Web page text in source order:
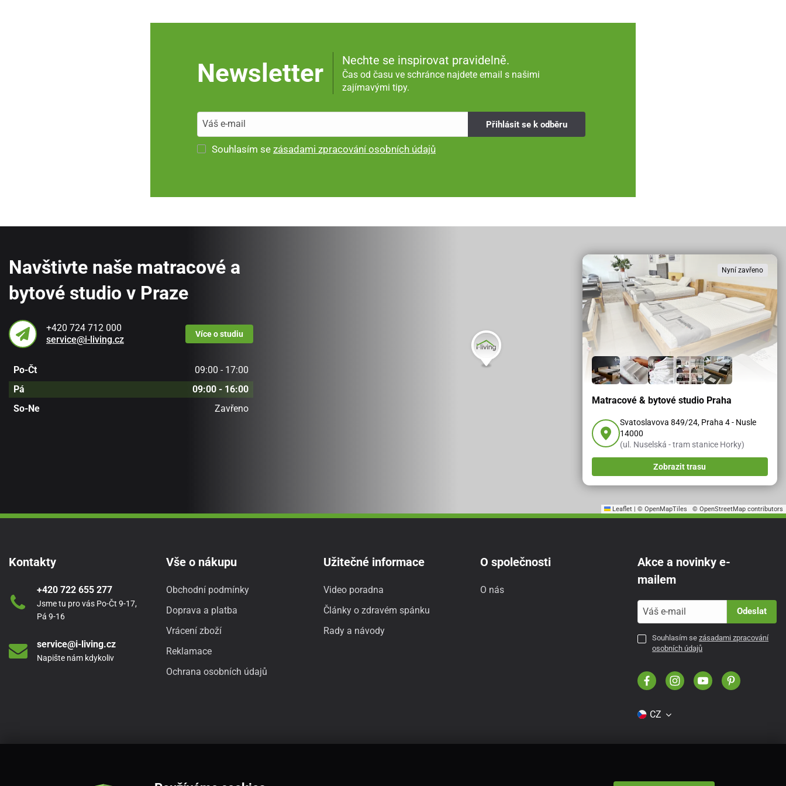
Newsletter Nechte se inspirovat pravidelně.
Čas od času ve schránce najdete email s našimi
zajímavými tipy.
Přihlásit se k odběru
Souhlasím se zásadami zpracování osobních údajů
Leaflet | © OpenMapTiles © OpenStreetMap contributors
Navštivte naše matracové a
bytové studio v Praze
+420 724 712 000
service@i-living.cz
Víceo studiu
Po-Čt
09:00 - 17:00
Pá
09:00 - 16:00
So-Ne
Zavřeno
Nyní zavřeno
Matracové & bytové studio Praha
Svatoslavova 849/24, Praha 4 - Nusle
14000
(ul. Nuselská - tram stanice Horky)
Zobrazit trasu
Kontakty
+420 722 655 277
Jsme tu pro vás Po-Čt 9-17,
Pá 9-16
service@i-living.cz
Napište nám kdykoliv
Vše o nákupu
Obchodní podmínky
Doprava a platba
Vrácení zboží
Reklamace
Ochrana osobních údajů
Užitečné informace
Video poradna
Články o zdravém spánku
Rady a návody
O společnosti
O nás
Akce a novinky e-
mailem
Odeslat
Souhlasím sezásadami zpracování
osobních údajů
CZ